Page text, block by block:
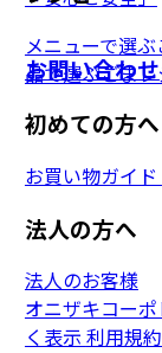
メニューで選
品で選ぶごまレ
お問い合わせ
初めての方へ
お買い物ガイド
法人の方へ
法人のお客様
オニザキコー
く表示 利用規約